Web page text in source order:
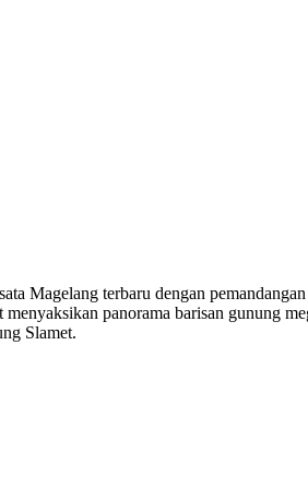
Magelang terbaru dengan
menyaksikan panorama barisan gunung
Slamet.